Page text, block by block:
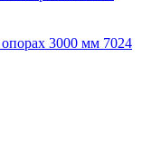
опорах 3000 мм 7024